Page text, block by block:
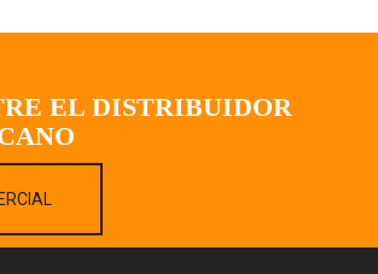
EL DISTRIBUIDOR